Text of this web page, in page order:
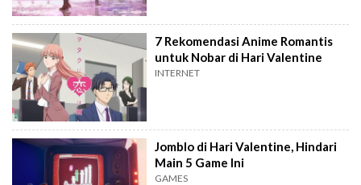
7 Rekomendasi Anime Romantis
untuk Nobar di Hari Valentine
INTERNET
Jomblo di Hari Valentine, Hindari
Main 5 Game Ini
GAMES